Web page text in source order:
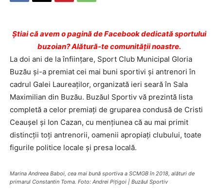
Ştiai că avem o pagină de Facebook dedicată sportului
buzoian? Alătură-te comunității noastre.
La doi ani de la înființare, Sport Club Municipal Gloria
Buzău și-a premiat cei mai buni sportivi și antrenori în
cadrul Galei Laureaților, organizată ieri seară în Sala
Maximilian din Buzău. Buzăul Sportiv vă prezintă lista
completă a celor premiați de gruparea condusă de Cristi
Ceaușel și Ion Cazan, cu mențiunea că au mai primit
distincții toți antrenorii, oamenii apropiați clubului, toate
figurile politice locale și presa locală.
Marina Andreea Baboi, cea mai bună sportiva a SCMGB în 2018, alături de
primarul Constantin Toma. Foto: Andrei Pițigoi | Buzăul Sportiv